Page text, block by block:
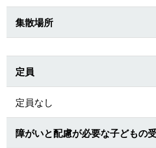
集散場所
定員
定員なし
障がいと配慮が必要な子どもの